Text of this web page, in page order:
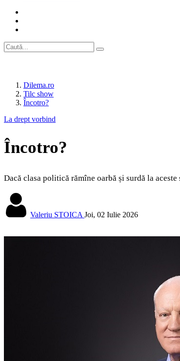
Dilema.ro
Tilc show
Încotro?
La drept vorbind
Încotro?
Dacă clasa politică rămîne oarbă și surdă la
Valeriu STOICA Joi, 02 Iulie 2026